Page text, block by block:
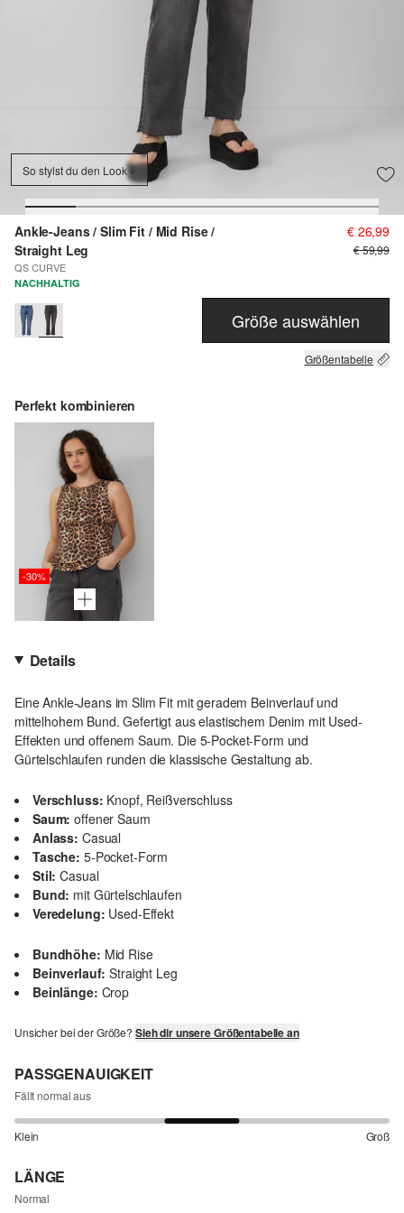
So stylst du den Look
Ankle-Jeans / Slim Fit / Mid Rise /
Straight Leg
QS CURVE
€ 26,99
€ 59,99
NACHHALTIG
Größe auswählen
Größentabelle
Perfekt kombinieren
-30%
Details
Eine Ankle-Jeans im Slim Fit mit geradem Beinverlauf und
mittelhohem Bund. Gefertigt aus elastischem Denim mit Used-
Effekten und offenem Saum. Die 5-Pocket-Form und
Gürtelschlaufen runden die klassische Gestaltung ab.
Verschluss: Knopf, Reißverschluss
Saum: offener Saum
Anlass: Casual
Tasche: 5-Pocket-Form
Stil: Casual
Bund: mit Gürtelschlaufen
Veredelung: Used-Effekt
Bundhöhe: Mid Rise
Beinverlauf: Straight Leg
Beinlänge: Crop
Unsicher bei der Größe? Sieh dir unsere Größentabelle an
PASSGENAUIGKEIT
Fällt normal aus
Klein Groß
LÄNGE
Normal